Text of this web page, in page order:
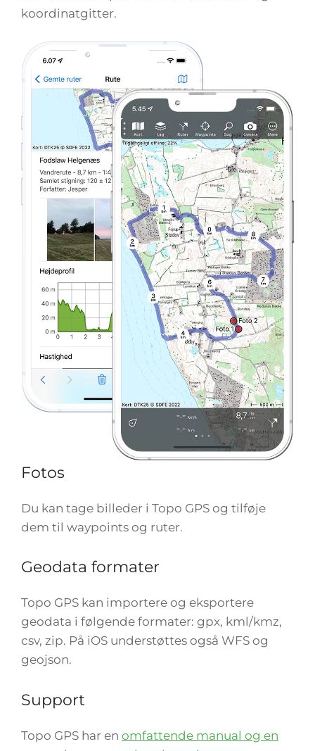
koordinatgitter.
Fotos
Du kan tage billeder i Topo GPS og tilføje
dem til waypoints og ruter.
Geodata formater
Topo GPS kan importere og eksportere
geodata i følgende formater: gpx, kml/kmz,
csv, zip. På iOS understøttes også WFS og
geojson.
Support
Topo GPS har en omfattende manual og en